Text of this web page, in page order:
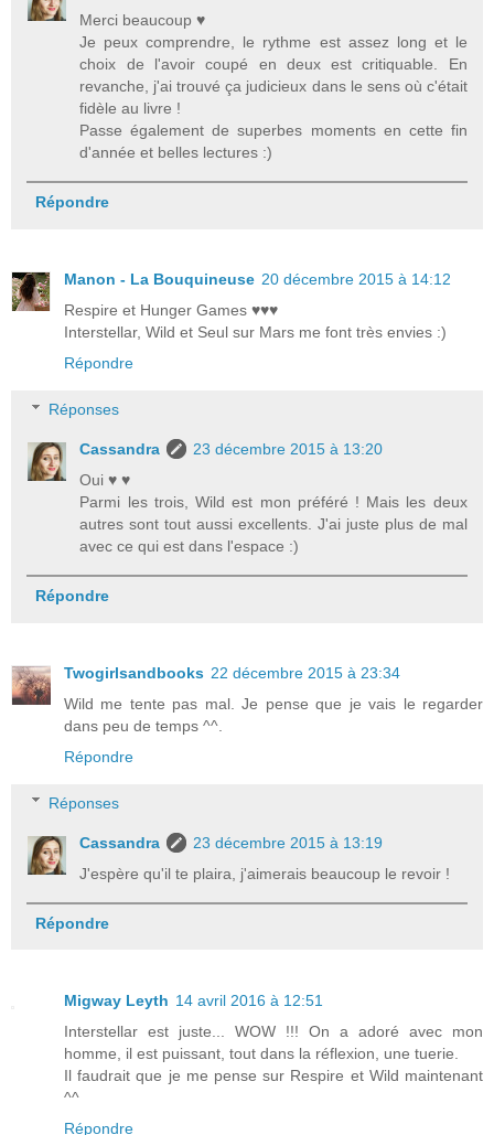
Merci beaucoup ♥
Je peux comprendre, le rythme est assez long et le
choix de l'avoir coupé en deux est critiquable. En
revanche, j'ai trouvé ça judicieux dans le sens où c'était
fidèle au livre !
Passe également de superbes moments en cette fin
d'année et belles lectures :)
Répondre
Manon - La Bouquineuse 20 décembre 2015 à 14:12
Respire et Hunger Games ♥♥♥
Interstellar, Wild et Seul sur Mars me font très envies :)
Répondre
Réponses
Cassandra
23 décembre 2015 à 13:20
Oui ♥ ♥
Parmi les trois, Wild est mon préféré ! Mais les deux
autres sont tout aussi excellents. J'ai juste plus de mal
avec ce qui est dans l'espace :)
Répondre
Twogirlsandbooks 22 décembre 2015 à 23:34
Wild me tente pas mal. Je pense que je vais le regarder
dans peu de temps ^^.
Répondre
Réponses
Cassandra
23 décembre 2015 à 13:19
J'espère qu'il te plaira, j'aimerais beaucoup le revoir !
Répondre
Migway Leyth 14 avril 2016 à 12:51
Interstellar est juste... WOW !!! On a adoré avec mon
homme, il est puissant, tout dans la réflexion, une tuerie.
Il faudrait que je me pense sur Respire et Wild maintenant
^^
Répondre